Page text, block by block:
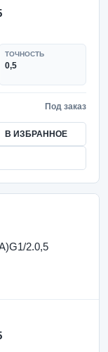
ТОЧНОСТЬ
0,5
Под заказ
В ИЗБРАННОЕ